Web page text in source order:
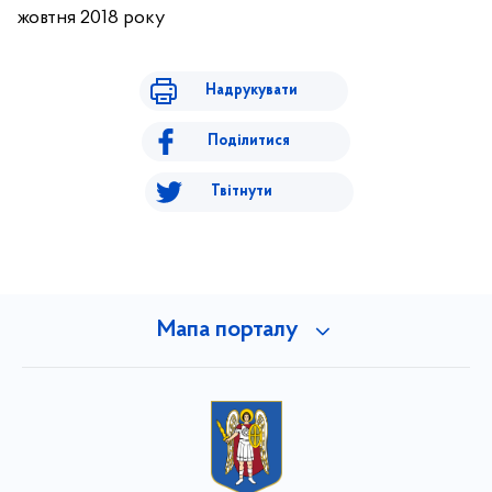
жовтня 2018 року
Надрукувати
Поділитися
Твітнути
Мапа порталу